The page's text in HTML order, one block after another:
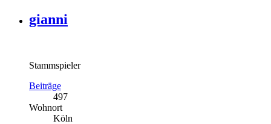
gianni
Stammspieler
Beiträge
497
Wohnort
Köln